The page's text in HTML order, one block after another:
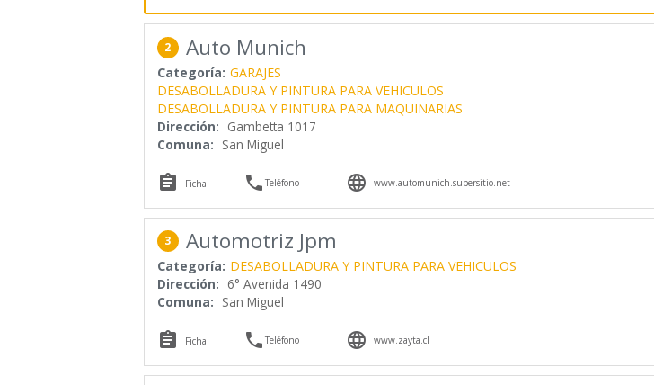
2 Auto Munich
Categoría: GARAJES
DESABOLLADURA Y PINTURA PARA VEHICULOS
DESABOLLADURA Y PINTURA PARA MAQUINARIAS
Dirección: Gambetta 1017
Comuna: San Miguel
 Ficha Teléfono  www.automunich.supersitio.net
3 Automotriz Jpm
Categoría: DESABOLLADURA Y PINTURA PARA VEHICULOS
Dirección: 6° Avenida 1490
Comuna: San Miguel
 Ficha Teléfono  www.zayta.cl